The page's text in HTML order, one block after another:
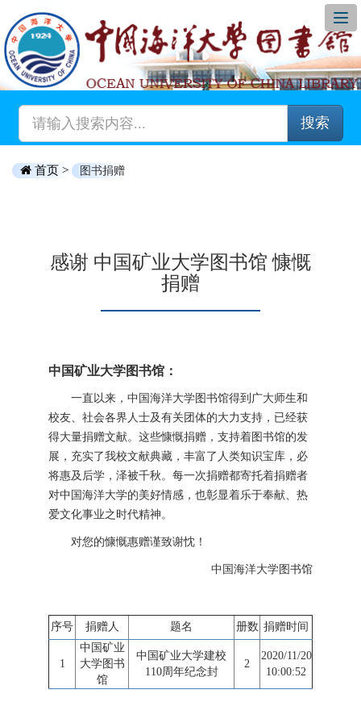
搜索
首页 > 图书捐赠
感谢 中国矿业大学图书馆 慷慨
捐赠
中国矿业大学图书馆：
一直以来，中国海洋大学图书馆得到广大师生和
校友、社会各界人士及有关团体的大力支持，已经获
得大量捐赠文献。这些慷慨捐赠，支持着图书馆的发
展，充实了我校文献典藏，丰富了人类知识宝库，必
将惠及后学，泽被千秋。每一次捐赠都寄托着捐赠者
对中国海洋大学的美好情感，也彰显着乐于奉献、热
爱文化事业之时代精神。
对您的慷慨惠赠谨致谢忱！
中国海洋大学图书馆
序号 捐赠人 题名 册数 捐赠时间
1
中国矿业
大学图书
馆
中国矿业大学建校
110周年纪念封
2
2020/11/20
10:00:52